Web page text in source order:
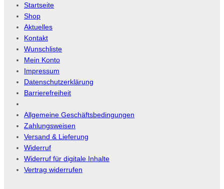
Startseite
Shop
Aktuelles
Kontakt
Wunschliste
Mein Konto
Impressum
Datenschutzerklärung
Barrierefreiheit
Allgemeine Geschäftsbedingungen
Zahlungsweisen
Versand & Lieferung
Widerruf
Widerruf für digitale Inhalte
Vertrag widerrufen